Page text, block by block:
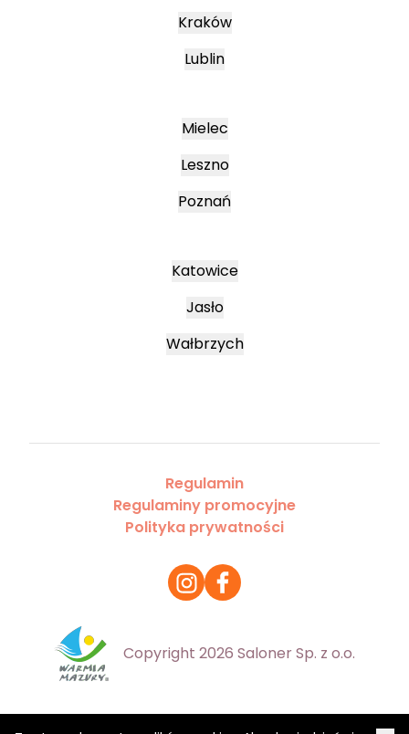
Kraków
Lublin
Mielec
Leszno
Poznań
Katowice
Jasło
Wałbrzych
Regulamin
Regulaminy promocyjne
Polityka prywatności
Copyright 2026 Saloner Sp. z o.o.